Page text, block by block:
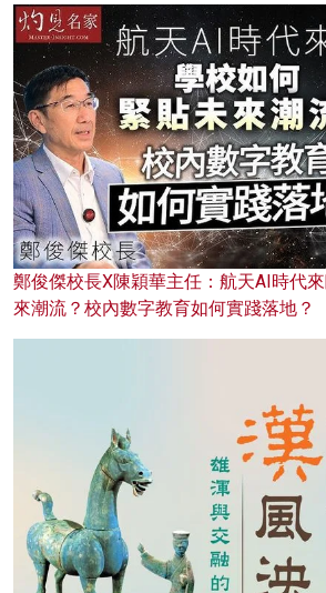
鄭俊傑校長X陳穎華主任：航天AI時代
來潮流？校內數字教育如何實踐落地？